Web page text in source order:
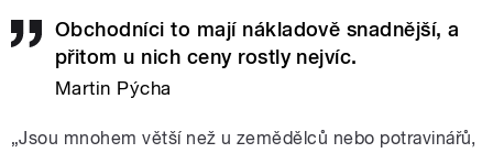
Obchodníci to mají nákladově snadnější, a
přitom u nich ceny rostly nejvíc.
Martin Pýcha
„Jsou mnohem větší než u zemědělců nebo potravinářů,